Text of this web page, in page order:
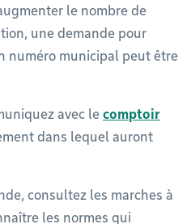
le nombre de
une demande pour
numéro municipal peut être
avec le comptoir
dans lequel auront
consultez les marches à
les normes qui